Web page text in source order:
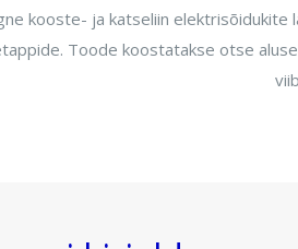
kooste- ja katseliin
Toode koostatakse otse